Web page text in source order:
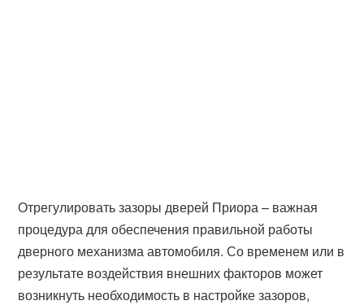
Отрегулировать зазоры дверей Приора – важная
процедура для обеспечения правильной работы
дверного механизма автомобиля. Со временем или в
результате воздействия внешних факторов может
возникнуть необходимость в настройке зазоров,